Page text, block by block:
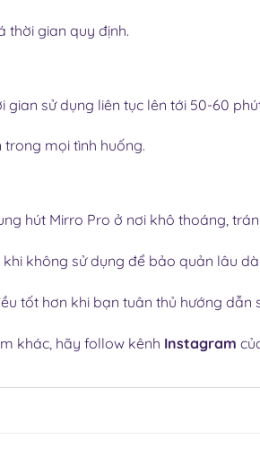
thời gian quy định.
gian sử dụng liên tục lên tới 50-60
mọi tình huống.
hút Mirro Pro ở nơi khô thoáng,
không sử dụng để bảo quản lâu
tốt hơn khi bạn tuân thủ hướng
khác, hãy follow kênh Instagram